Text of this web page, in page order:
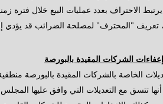
الاحتراف بعدد عمليات البيع خلال فترة
تعريف "المحترف" لمصلحة الضرائب قد يؤدي
إعفاءات الشركات المقيدة بالبورصة
الخاصة بالشركات المقيدة بالبورصة
أنها تتسق مع التعديلات التي وافق عليها